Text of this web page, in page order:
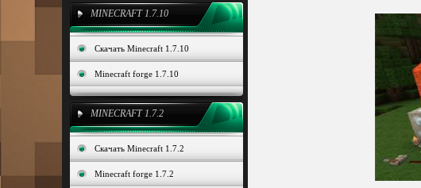
MINECRAFT 1.7.10
Скачать Minecraft 1.7.10
Minecraft forge 1.7.10
MINECRAFT 1.7.2
Скачать Minecraft 1.7.2
Minecraft forge 1.7.2